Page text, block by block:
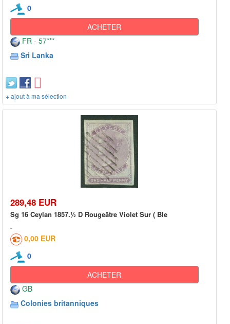
0
ACHETER
FR - 57***
Sri Lanka
+ ajout à ma sélection
289,48 EUR
Sg 16 Ceylan 1857.½ D Rougeâtre Violet Sur ( Ble
0,00 EUR
0
ACHETER
GB
Colonies britanniques